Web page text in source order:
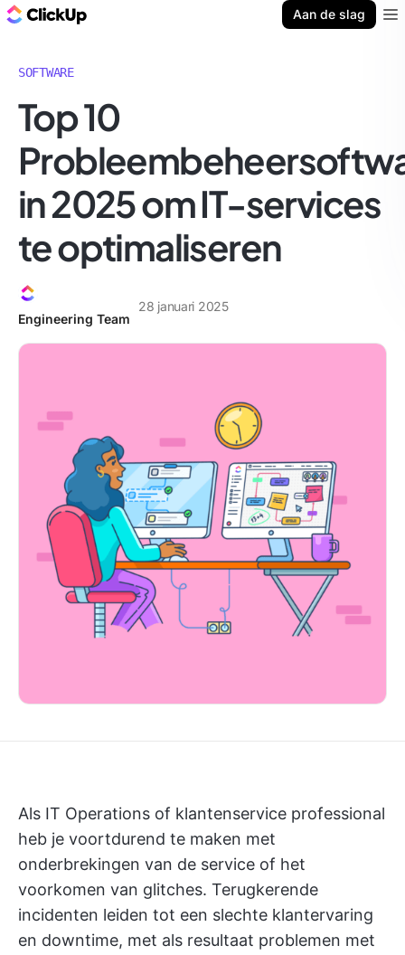
Aan de slag
SOFTWARE
Top 10
in 2025 om IT-services
te optimaliseren
Engineering Team
28 januari 2025
Als IT Operations of klantenservice professional
heb je voortdurend te maken met
onderbrekingen van de service of het
voorkomen van glitches. Terugkerende
incidenten leiden tot een slechte klantervaring
en downtime, met als resultaat problemen met